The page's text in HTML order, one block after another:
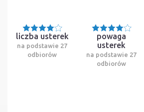
liczba usterek
na podstawie 27
odbiorów
powaga
usterek
na podstawie 27
odbiorów